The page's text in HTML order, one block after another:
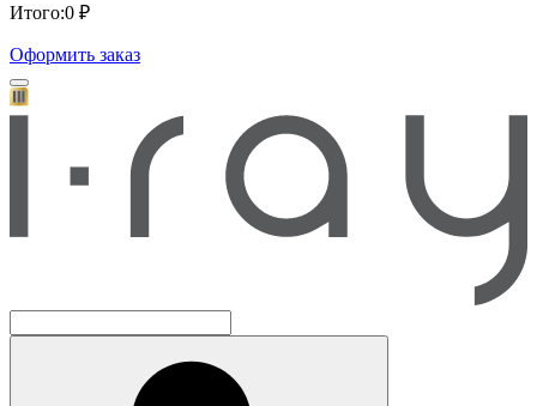
Итого:0 ₽
Оформить заказ